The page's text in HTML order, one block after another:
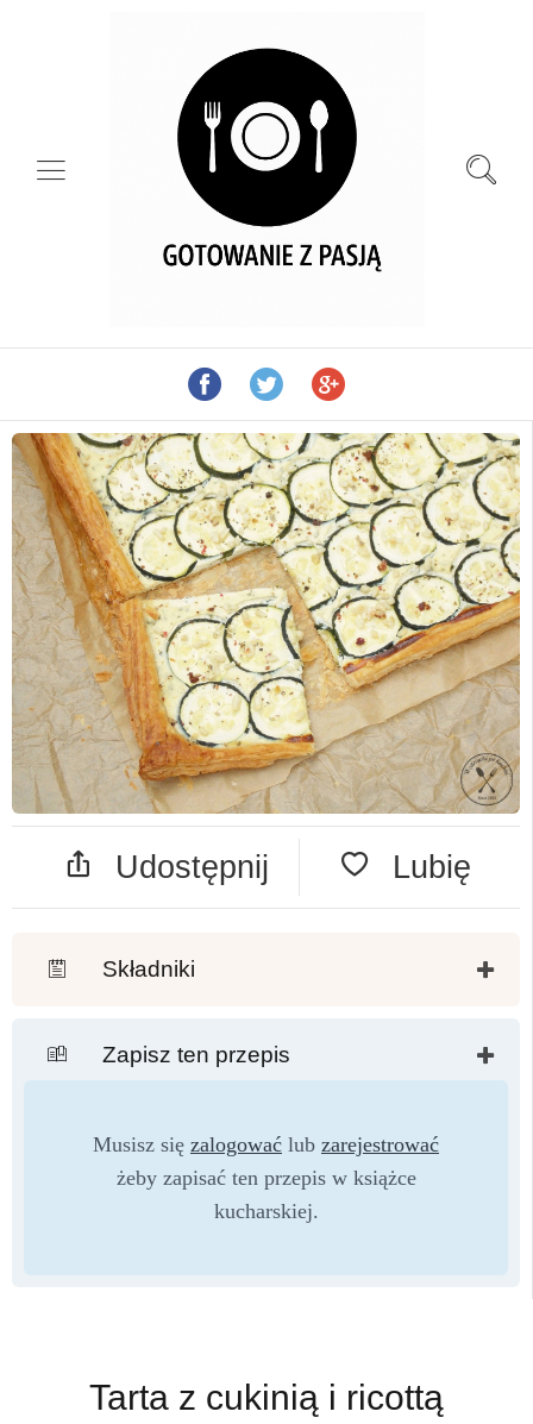
Udostępnij Lubię
Składniki
Zapisz ten przepis
Musisz się zalogować lub zarejestrować
żeby zapisać ten przepis w książce
kucharskiej.
Tarta z cukinią i ricottą